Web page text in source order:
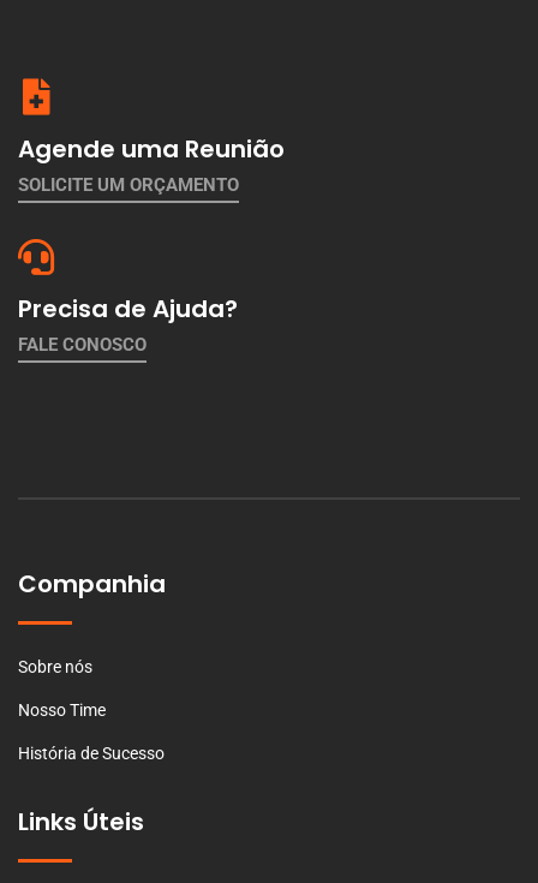
Agende uma Reunião
SOLICITE UM ORÇAMENTO
Precisa de Ajuda?
FALE CONOSCO
Companhia
Sobre nós
Nosso Time
História de Sucesso
Links Úteis